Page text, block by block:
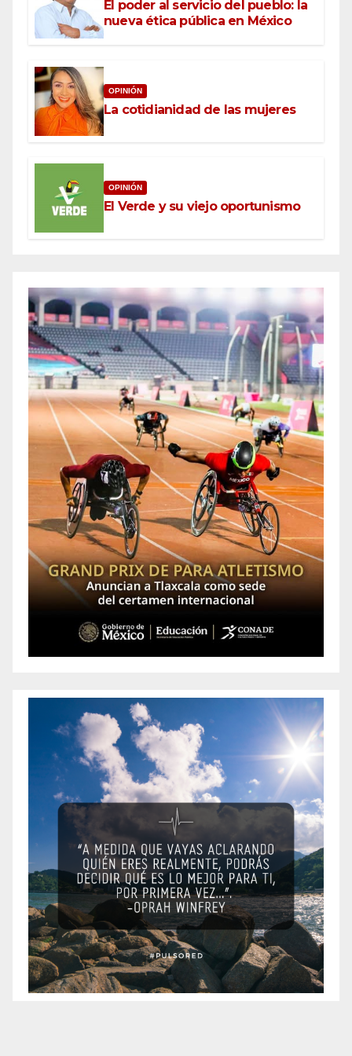
El poder al servicio del pueblo: la
nueva ética pública en México
OPINIÓN
La cotidianidad de las mujeres
OPINIÓN
El Verde y su viejo oportunismo